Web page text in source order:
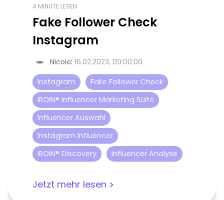
4 MINUTE LESEN
Fake Follower Check
Instagram
Nicole: 16.02.2023, 09:00:00
Instagram
Fake Follower Check
IROIN® Influencer Marketing Suite
Influencer Auswahl
Instagram Influencer
IROIN® Discovery
Influencer Analyse
Jetzt mehr lesen